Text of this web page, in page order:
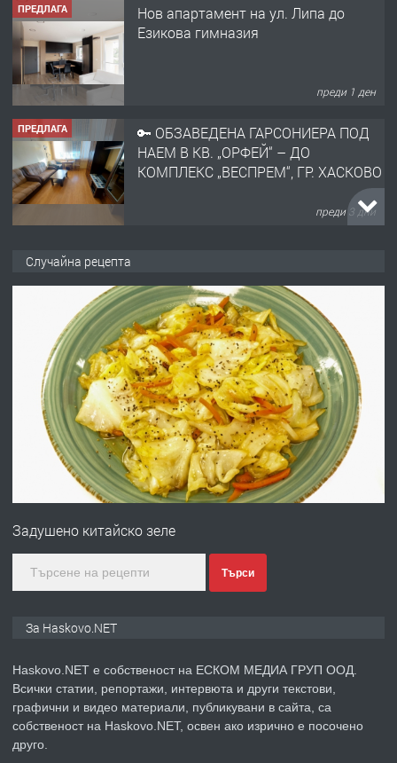
ПРЕДЛАГА
Нов апартамент на ул. Липа до
Езикова гимназия
преди 1 ден
ПРЕДЛАГА
🔑 ОБЗАВЕДЕНА ГАРСОНИЕРА ПОД
НАЕМ В КВ. „ОРФЕЙ“ – ДО
КОМПЛЕКС „ВЕСПРЕМ“, ГР. ХАСКОВО
преди 3 дни
АПАРТАМЕНТ В ЦЕНТЪРА НА ГР.
ХАСКОВО
преди 4 дни
ПРЕДЛАГА Давам гараж под наем
преди 4 дни
№4120 Магазин/Офис под наем в кв.
градската градина!
преди 5 дни
ПРЕДЛАГА
Продавам парцел в гр. Хасково кв.
Случайна рецепта
Задушено китайско зеле
Търси
За Haskovo.NET
Haskovo.NET е собственост на ЕСКОМ МЕДИА ГРУП ООД.
Всички статии, репортажи, интервюта и други текстови,
графични и видео материали, публикувани в сайта, са
собственост на Haskovo.NET, освен ако изрично е посочено
друго.